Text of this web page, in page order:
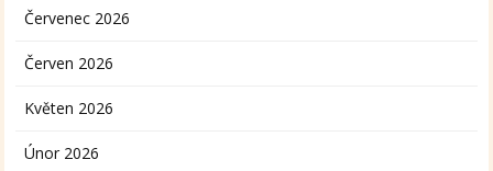
Červenec 2026
Červen 2026
Květen 2026
Únor 2026